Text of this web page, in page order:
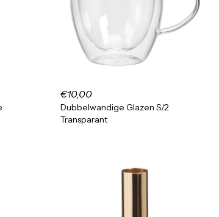
€10,00
Dubbelwandige Glazen S/2
Transparant